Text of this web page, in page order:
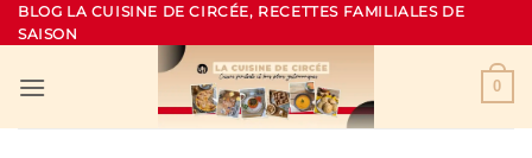
Passer
au
BLOG LA CUISINE DE CIRCÉE, RECETTES FAMILIALES DE
SAISON
0